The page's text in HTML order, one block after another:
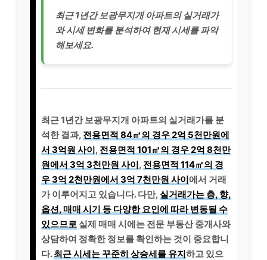
최근 1년간 보광무지개 아파트의 실거래가
와 시세 변화를 분석하여 현재 시세를 파악
해보세요.
최근 1년간 보광무지개 아파트의 실거래가를 분
석한 결과, 전용면적 84㎡의 경우 2억 5천만원에
서 3억원 사이, 전용면적 101㎡의 경우 2억 8천만
원에서 3억 3천만원 사이, 전용면적 114㎡의 경
우 3억 2천만원에서 3억 7천만원 사이에서 거래
가 이루어지고 있습니다. 다만,실거래가는 층, 향,
옵션, 매매 시기 등 다양한 요인에 따라 변동될 수
있으므로 실제 매매 시에는 전문 부동산 중개사와
상담하여 정확한 정보를 확인하는 것이 중요합니
다.최근 시세는 꾸준히 상승세를 유지하고 있으